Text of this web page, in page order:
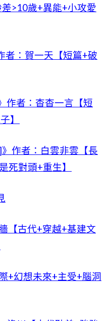
>10歲+異能+小攻愛
者：賀一天【短篇+破
作者：杳杳一言【短
】
作者：白雲非雲【長
死對頭+重生】
【古代+穿越+基建文
+幻想未來+主受+腦洞